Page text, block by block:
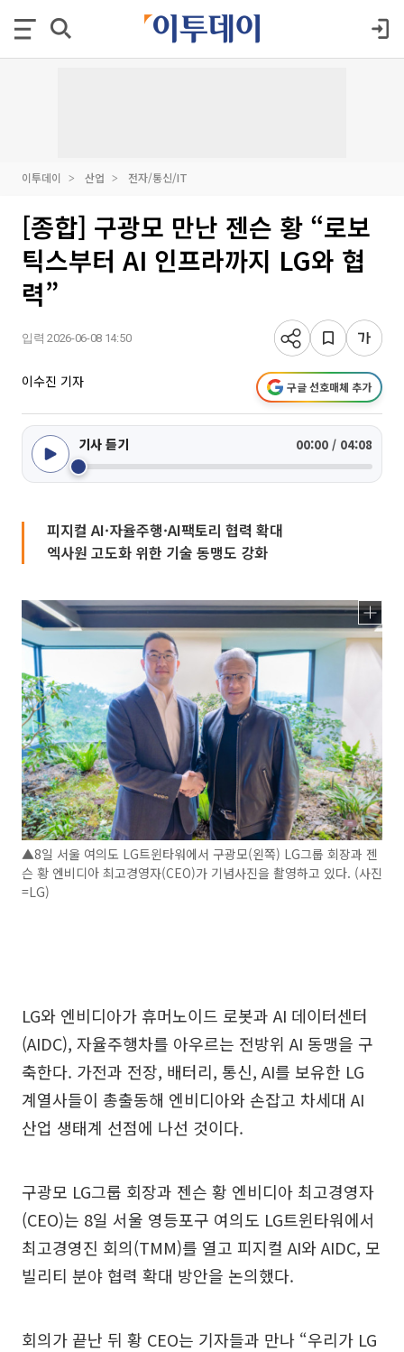
이투데이 산업 전자/통신/IT
[종합] 구광모 만난 젠슨 황 “로보
틱스부터 AI 인프라까지 LG와 협
력”
입력 2026-06-08 14:50
이수진 기자 구글 선호매체 추가
기사 듣기 00:00 / 04:08
피지컬 AI·자율주행·AI팩토리 협력 확대
엑사원 고도화 위한 기술 동맹도 강화
▲8일 서울 여의도 LG트윈타워에서 구광모(왼쪽) LG그룹 회장과 젠
슨 황 엔비디아 최고경영자(CEO)가 기념사진을 촬영하고 있다. (사진
=LG)
LG와 엔비디아가 휴머노이드 로봇과 AI 데이터센터
(AIDC), 자율주행차를 아우르는 전방위 AI 동맹을 구
축한다. 가전과 전장, 배터리, 통신, AI를 보유한 LG
계열사들이 총출동해 엔비디아와 손잡고 차세대 AI
산업 생태계 선점에 나선 것이다.
구광모 LG그룹 회장과 젠슨 황 엔비디아 최고경영자
(CEO)는 8일 서울 영등포구 여의도 LG트윈타워에서
최고경영진 회의(TMM)를 열고 피지컬 AI와 AIDC, 모
빌리티 분야 협력 확대 방안을 논의했다.
회의가 끝난 뒤 황 CEO는 기자들과 만나 “우리가 LG